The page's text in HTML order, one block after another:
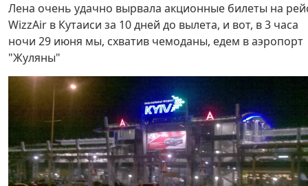
Лена очень удачно вырвала акционные билеты на
WizzAir в Кутаиси за 10 дней до вылета, и вот, в 3 часа
ночи 29 июня мы, схватив чемоданы, едем в аэропорт
"Жуляны"